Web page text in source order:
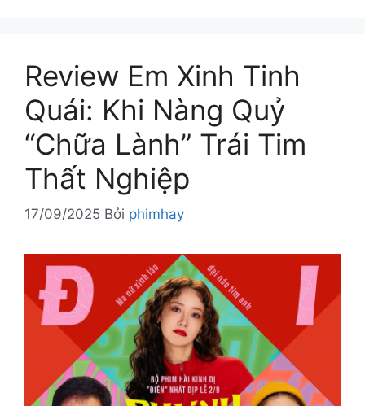
Review Em Xinh Tinh
Quái: Khi Nàng Quỷ
“Chữa Lành” Trái Tim
Thất Nghiệp
17/09/2025 Bởi phimhay